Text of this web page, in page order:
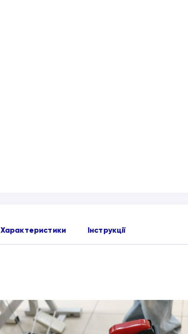
Характеристики Інструкції